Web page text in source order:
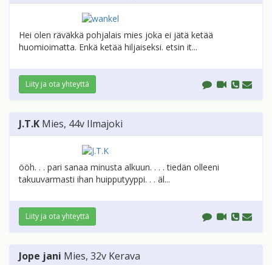
Hei olen räväkkä pohjalais mies joka ei jätä ketää
huomioimatta. Enkä ketää hiljaiseksi. etsin it...
Liity ja ota yhteyttä
J.T.K Mies, 44v Ilmajoki
ööh. . . pari sanaa minusta alkuun. . . . tiedän olleeni
takuuvarmasti ihan huipputyyppi. . . äl...
Liity ja ota yhteyttä
Jope jani Mies, 32v Kerava